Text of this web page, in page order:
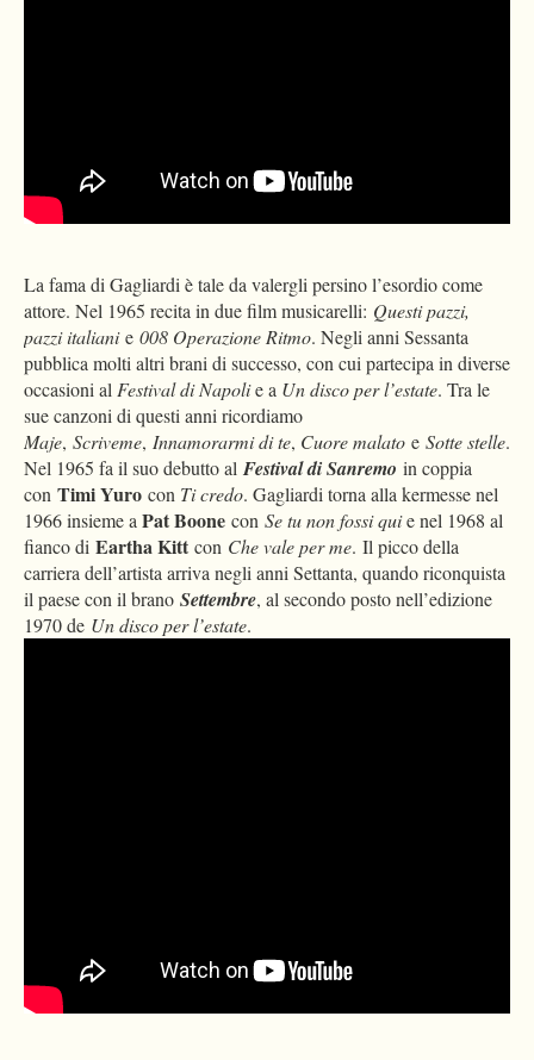
La fama di Gagliardi è tale da valergli persino l’esordio come
attore. Nel 1965 recita in due film musicarelli: Questi pazzi,
pazzi italianie 008 Operazione Ritmo. Negli anni Sessanta
pubblica molti altri brani di successo, con cui partecipa in diverse
occasioni alFestival di Napolie a Un disco per l’estate. Tra le
sue canzoni di questi anni ricordiamo
Maje, Scriveme, Innamorarmi di te, Cuore malato e Sotte stelle.
Nel 1965 fa il suo debutto al Festival di Sanremo in coppia
con Timi Yuro con Ti credo. Gagliardi torna alla kermesse nel
1966 insieme aPat Boone con Se tu non fossi quie nel 1968 al
fianco di Eartha Kitt con Che vale per me. Il picco della
carriera dell’artista arriva negli anni Settanta, quando riconquista
il paese con il brano Settembre, al secondo posto nell’edizione
1970 de Un disco per l’estate.